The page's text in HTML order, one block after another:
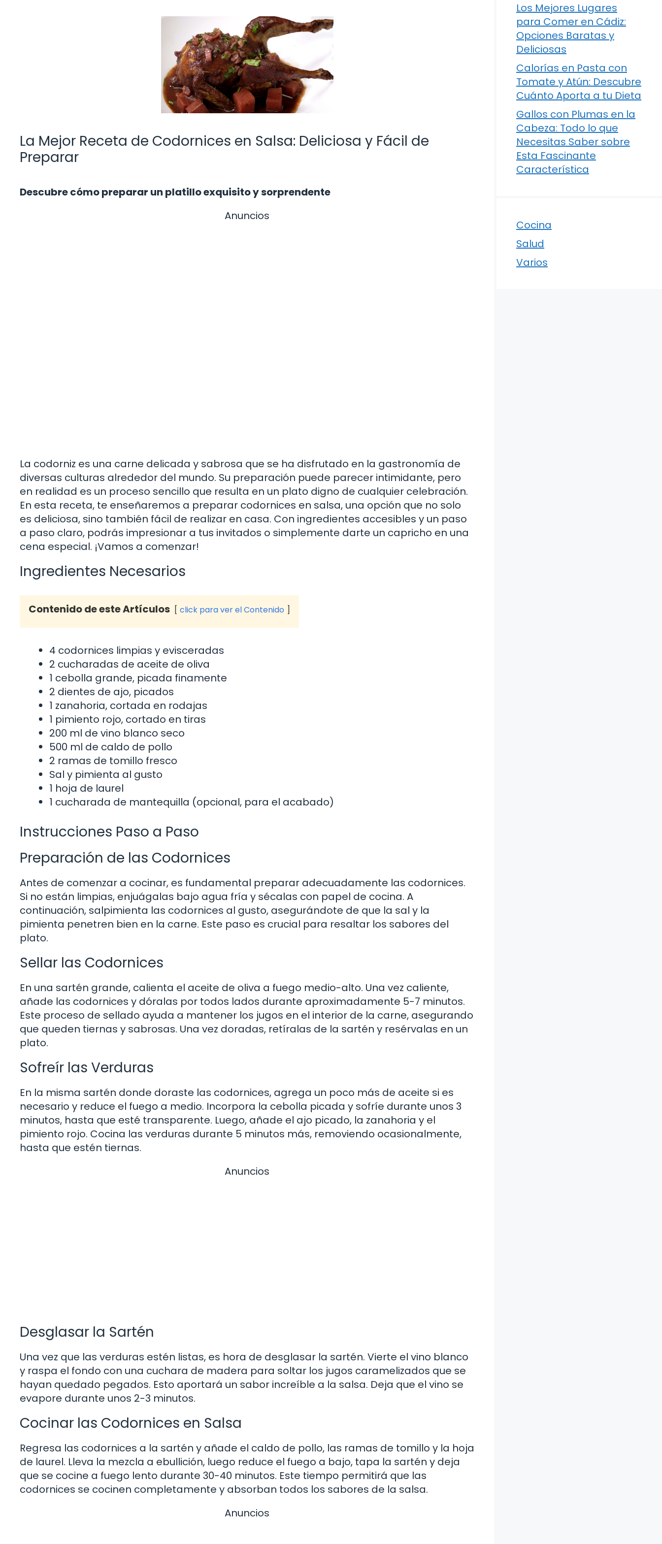
La Mejor Receta de Codornices en Salsa: Deliciosa y Fácil de
Preparar
Descubre cómo preparar un platillo exquisito y sorprendente
Anuncios
La codorniz es una carne delicada y sabrosa que se ha disfrutado en la gastronomía de
diversas culturas alrededor del mundo. Su preparación puede parecer intimidante, pero
en realidad es un proceso sencillo que resulta en un plato digno de cualquier celebración.
En esta receta, te enseñaremos a preparar codornices en salsa, una opción que no solo
es deliciosa, sino también fácil de realizar en casa. Con ingredientes accesibles y un paso
a paso claro, podrás impresionar a tus invitados o simplemente darte un capricho en una
cena especial. ¡Vamos a comenzar!
Ingredientes Necesarios
Contenido de este Artículos click para ver el Contenido
4 codornices limpias y evisceradas
2 cucharadas de aceite de oliva
1 cebolla grande, picada finamente
2 dientes de ajo, picados
1 zanahoria, cortada en rodajas
1 pimiento rojo, cortado en tiras
200 ml de vino blanco seco
500 ml de caldo de pollo
2 ramas de tomillo fresco
Sal y pimienta al gusto
1 hoja de laurel
1 cucharada de mantequilla (opcional, para el acabado)
Instrucciones Paso a Paso
Preparación de las Codornices
Antes de comenzar a cocinar, es fundamental preparar adecuadamente las codornices.
Si no están limpias, enjuágalas bajo agua fría y sécalas con papel de cocina. A
continuación, salpimienta las codornices al gusto, asegurándote de que la sal y la
pimienta penetren bien en la carne. Este paso es crucial para resaltar los sabores del
plato.
Sellar las Codornices
En una sartén grande, calienta el aceite de oliva a fuego medio-alto. Una vez caliente,
añade las codornices y dóralas por todos lados durante aproximadamente 5-7 minutos.
Este proceso de sellado ayuda a mantener los jugos en el interior de la carne, asegurando
que queden tiernas y sabrosas. Una vez doradas, retíralas de la sartén y resérvalas en un
plato.
Sofreír las Verduras
En la misma sartén donde doraste las codornices, agrega un poco más de aceite si es
necesario y reduce el fuego a medio. Incorpora la cebolla picada y sofríe durante unos 3
minutos, hasta que esté transparente. Luego, añade el ajo picado, la zanahoria y el
pimiento rojo. Cocina las verduras durante 5 minutos más, removiendo ocasionalmente,
hasta que estén tiernas.
Anuncios
Desglasar la Sartén
Una vez que las verduras estén listas, es hora de desglasar la sartén. Vierte el vino blanco
y raspa el fondo con una cuchara de madera para soltar los jugos caramelizados que se
hayan quedado pegados. Esto aportará un sabor increíble a la salsa. Deja que el vino se
evapore durante unos 2-3 minutos.
Cocinar las Codornices en Salsa
Regresa las codornices a la sartén y añade el caldo de pollo, las ramas de tomillo y la hoja
de laurel. Lleva la mezcla a ebullición, luego reduce el fuego a bajo, tapa la sartén y deja
que se cocine a fuego lento durante 30-40 minutos. Este tiempo permitirá que las
codornices se cocinen completamente y absorban todos los sabores de la salsa.
Anuncios
Los Mejores Lugares
para Comer en Cádiz:
Opciones Baratas y
Deliciosas
Calorías en Pasta con
Tomate y Atún: Descubre
Cuánto Aporta a tu Dieta
Gallos con Plumas en la
Cabeza: Todo lo que
Necesitas Saber sobre
Esta Fascinante
Característica
Cocina
Salud
Varios